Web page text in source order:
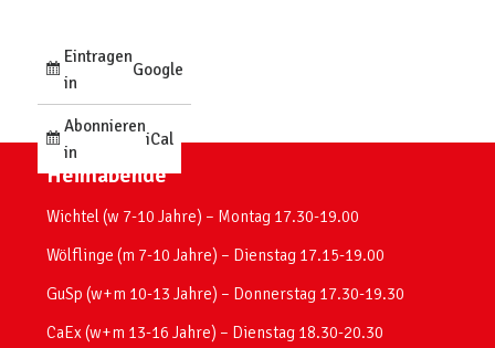
Eintragen
in
Google
Abonnieren
in
iCal
Heimabende
Wichtel (w 7-10 Jahre) – Montag 17.30-19.00
Wölflinge (m 7-10 Jahre) – Dienstag 17.15-19.00
GuSp (w+m 10-13 Jahre) – Donnerstag 17.30-19.30
CaEx (w+m 13-16 Jahre) – Dienstag 18.30-20.30